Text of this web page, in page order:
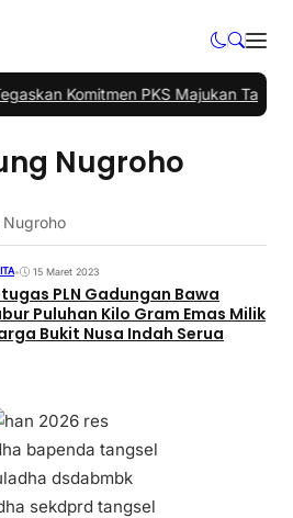
Komitmen PKS Majukan Tangsel
Nugroho
Nugroho
• 15 Maret 2023
PLN Gadungan Bawa
Puluhan Kilo Gram Emas Milik
Bukit Nusa Indah Serua